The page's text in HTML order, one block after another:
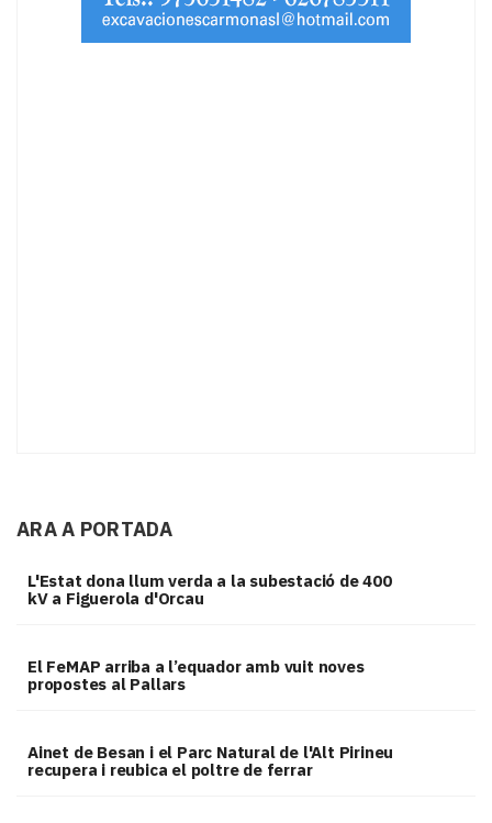
ARA A PORTADA
L'Estat dona llum verda a la subestació de 400
kV a Figuerola d'Orcau
El FeMAP arriba a l’equador amb vuit noves
propostes al Pallars
Ainet de Besan i el Parc Natural de l'Alt Pirineu
recupera i reubica el poltre de ferrar